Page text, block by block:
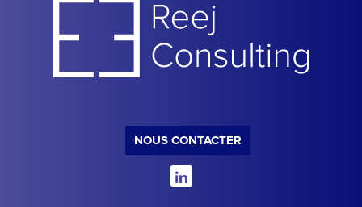
NOUS CONTACTER